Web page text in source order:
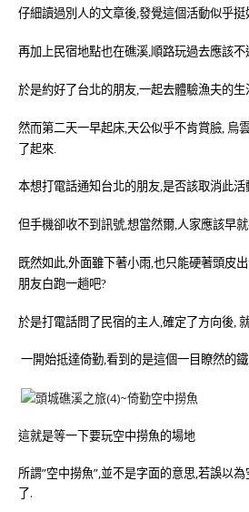
仔細讀過別人的文章後,發覺這個活動似乎挺
再加上民宿地點也在礁溪,順路玩過去應該不
於是約好了台北的朋友,一起去體驗漁夫的生
然而第二天一早起床,天公似乎不肯賞臉, 烏
了起來.
本想打電話通知台北的朋友,是否該取消此活
但手機卻收不到訊號,想當然爾,人家應該早
既然如此,外面雖下著小雨,也只能硬著頭皮
朋友白跑一趟吧?
於是打電話問了民宿的主人,確定了方向後,
一開始抵達倚勤,看到的是這個一目瞭然的
這就是等一下要玩空中撈魚的場地
所謂”空中撈魚”,並不是字面的意思,若誤以
了.